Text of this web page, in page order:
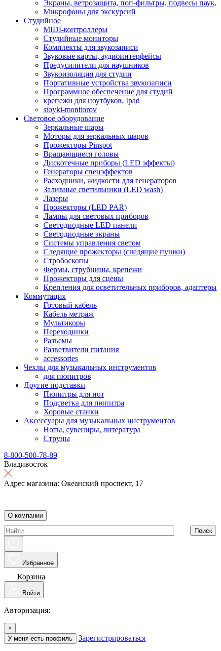
Экраны, ветрозащита, поп-фильтры, подвесы паук,
Микрофоны для экскурсий
Студийное
MIDI-контроллеры
Студийные мониторы
Комплекты для звукозаписи
Звуковые карты, аудиоинтерфейсы
Предусилители для наушников
Звукоизоляция для студии
Портативные устройства звукозаписи
Программное обеспечение для студий
крепежи для ноутбуков, Ipad
stoyki-monitorov
Световое оборудование
Зеркальные шары
Моторы для зеркальных шаров
Прожекторы Pinspot
Вращающиеся головы
Дискотечные приборы (LED эффекты)
Генераторы спецэффектов
Расходники, жидкости для генераторов
Заливные светильники (LED wash)
Лазеры
Прожекторы (LED PAR)
Лампы для световых приборов
Светодиодные LED панели
Светодиодные экраны
Системы управления светом
Следящие прожекторы (следящие пушки)
Стробоскопы
Фермы, струбцины, крепежи
Прожекторы для сцены
Крепления для осветительных приборов, адаптеры
Коммутация
Готовый кабель
Кабель метраж
Мультикоры
Переходники
Разъемы
Разветвители питания
accessories
Чехлы для музыкальных инструментов
для пюпитров
Другие подставки
Пюпитры для нот
Подсветка для пюпитра
Хоровые станки
Аксессуары для музыкальных инструментов
Ноты, сувениры, литература
Струны
8-800-500-78-89
Владивосток
Адрес магазина: Океанский проспект, 17
О компании
Поиск
Избранное
Корзина
Войти
Авторизация:
×
У меня есть профиль
Зарегистрироваться